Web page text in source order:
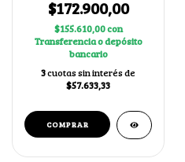
$172.900,00
$155.610,00con
Transferencia o depósito
bancario
3cuotas sin interés de
$57.633,33